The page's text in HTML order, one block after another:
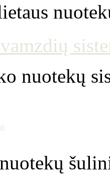
vamzdių
nuotekų